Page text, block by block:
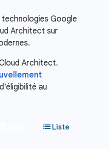
Google
Architect sur
Architect.
au